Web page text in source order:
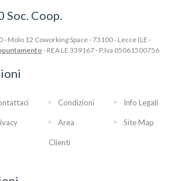
Soc. Coop.
Molo 12 Coworking Space - 73100 - Lecce (LE -
- REA LE 339167 - P.Iva 05061500756
Condizioni Info Legali
Area
Clienti
Site Map